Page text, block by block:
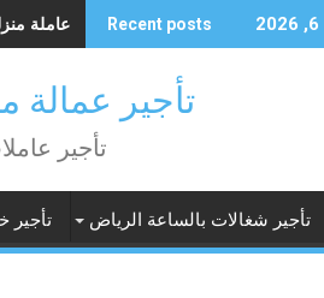
Recent posts عاملة منزلية
تأجير عمالة منزلية
تأجير
تأجير شغالات بالساعة الرياض تأجير